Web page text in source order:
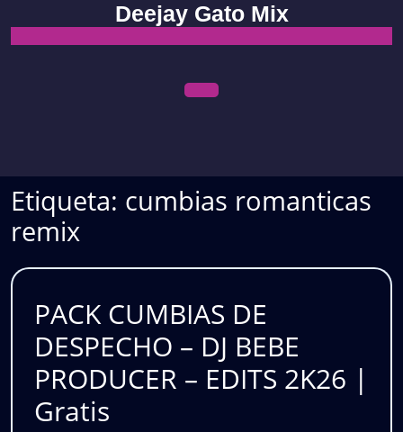
content
Deejay Gato Mix
Etiqueta: cumbias romanticas
remix
PACK CUMBIAS DE
DESPECHO – DJ BEBE
PRODUCER – EDITS 2K26 |
Gratis